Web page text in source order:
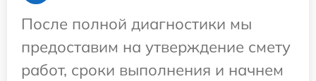
После полной диагностики мы
предоставим на утверждение смету
работ, сроки выполнения и начнем